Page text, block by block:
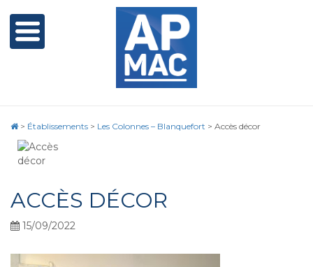
> Établissements > Les Colonnes – Blanquefort > Accès décor
ACCÈS DÉCOR
15/09/2022